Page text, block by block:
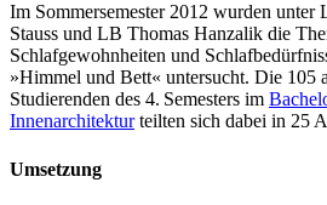
Im Sommersemester 2012 wurden
Stauss und LB Thomas Hanzalik die
Schlafgewohnheiten und
»Himmel und Bett« untersucht. Die 105
Studierenden des 4. Semesters im
Innenarchitekturteilten sich dabei in 25
Umsetzung